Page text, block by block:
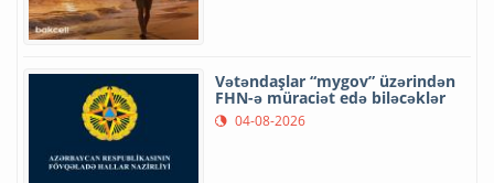
Vətəndaşlar “mygov” üzərindən
FHN-ə müraciət edə biləcəklər
04-08-2026